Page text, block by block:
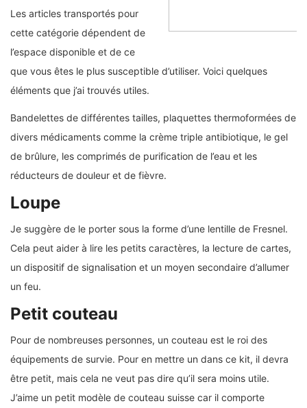
Les articles transportés pour
cette catégorie dépendent de
l’espace disponible et de ce
que vous êtes le plus susceptible d’utiliser. Voici quelques
éléments que j’ai trouvés utiles.
Bandelettes de différentes tailles, plaquettes thermoformées de
divers médicaments comme la crème triple antibiotique, le gel
de brûlure, les comprimés de purification de l’eau et les
réducteurs de douleur et de fièvre.
Loupe
Je suggère de le porter sous la forme d’une lentille de Fresnel.
Cela peut aider à lire les petits caractères, la lecture de cartes,
un dispositif de signalisation et un moyen secondaire d’allumer
un feu.
Petit couteau
Pour de nombreuses personnes, un couteau est le roi des
équipements de survie. Pour en mettre un dans ce kit, il devra
être petit, mais cela ne veut pas dire qu’il sera moins utile.
J’aime un petit modèle de couteau suisse car il comporte